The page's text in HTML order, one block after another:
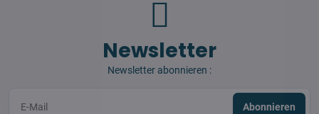
Newsletter
Newsletter abonnieren :
Abonnieren